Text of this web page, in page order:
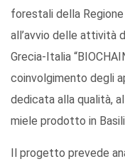
forestali della Regione
all’avvio delle attività
Grecia-Italia
coinvolgimento degli
dedicata alla qualità,
miele prodotto in
Il progetto prevede